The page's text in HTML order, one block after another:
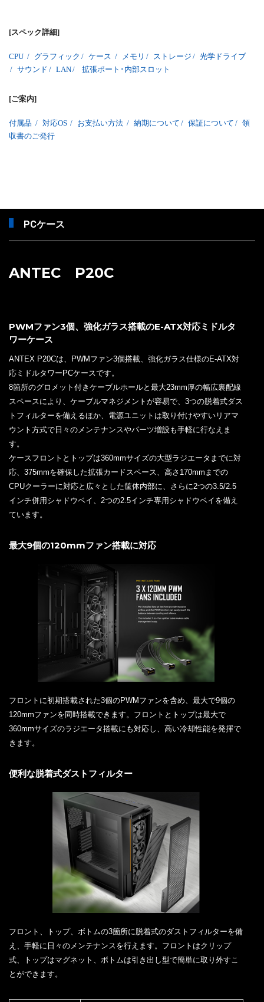
[スペック詳細]
CPU / グラフィック / ケース / メモリ / ストレージ / 光学ドライブ
/ サウンド / LAN/ 拡張ポート･内部スロット
[ご案内]
付属品 / 対応OS / お支払い方法 / 納期について / 保証について / 領
収書のご発行
PCケース
ANTEC P20C
PWMファン3個、強化ガラス搭載のE-ATX対応ミドルタ
ワーケース
ANTEX P20Cは、PWMファン3個搭載、強化ガラス仕様のE-ATX対
応ミドルタワーPCケースです。
8箇所のグロメット付きケーブルホールと最大23mm厚の幅広裏配線
スペースにより、ケーブルマネジメントが容易で、3つの脱着式ダス
トフィルターを備えるほか、電源ユニットは取り付けやすいリアマ
ウント方式で日々のメンテナンスやパーツ増設も手軽に行なえま
す。
ケースフロントとトップは360mmサイズの大型ラジエータまでに対
応、375mmを確保した拡張カードスペース、高さ170mmまでの
CPUクーラーに対応と広々とした筐体内部に、さらに2つの3.5/2.5
インチ併用シャドウベイ、2つの2.5インチ専用シャドウベイを備え
ています。
最大9個の120mmファン搭載に対応
フロントに初期搭載された3個のPWMファンを含め、最大で9個の
120mmファンを同時搭載できます。フロントとトップは最大で
360mmサイズのラジエータ搭載にも対応し、高い冷却性能を発揮で
きます。
便利な脱着式ダストフィルター
フロント、トップ、ボトムの3箇所に脱着式のダストフィルターを備
え、手軽に日々のメンテナンスを行えます。フロントはクリップ
式、トップはマグネット、ボトムは引き出し型で簡単に取り外すこ
とができます。